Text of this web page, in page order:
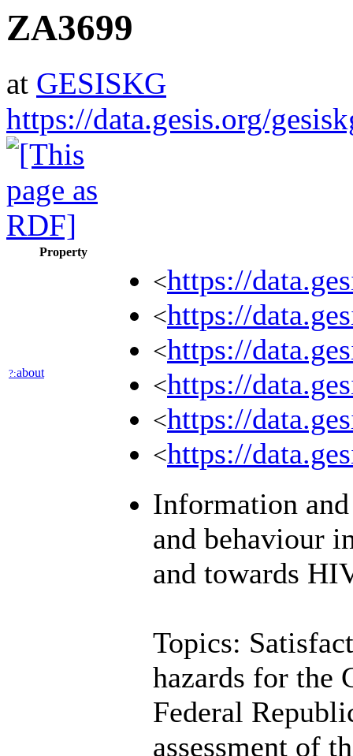
ZA3699
at GESISKG
https://data.gesis.org/
Property
?:about
<https://
<https://
<https://
<https://
<https://
<https://
Information
and behaviour
and towards
Topics:
hazards for the
Federal
assessment of